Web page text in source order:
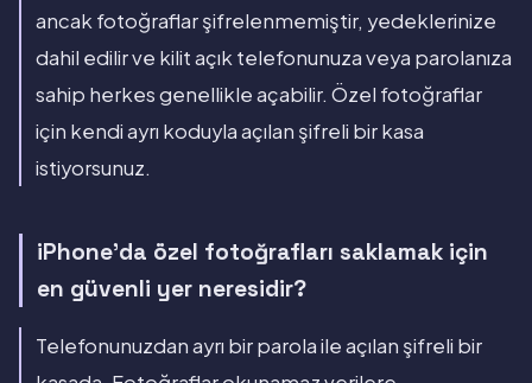
ancak fotoğraflar şifrelenmemiştir, yedeklerinize
dahil edilir ve kilit açık telefonunuza veya parolanıza
sahip herkes genellikle açabilir. Özel fotoğraflar
için kendi ayrı koduyla açılan şifreli bir kasa
istiyorsunuz.
iPhone'da özel fotoğrafları saklamak için
en güvenli yer neresidir?
Telefonunuzdan ayrı bir parola ile açılan şifreli bir